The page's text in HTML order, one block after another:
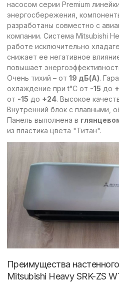
насосом серии Premium
энергосбережения,
разработаны совместно с
компании. Система Mitsubishi
работе исключительно
снижает ее негативное
повышает
Очень тихий – от 19 дБ(А).
охлаждение при t°C от -15 до
от -15 до +24. Высокое
Внутренний блок с плавными,
Панель выполнена в
из пластика цвета "Титан".
Преимущества
Mitsubishi Heavy SRK-ZS